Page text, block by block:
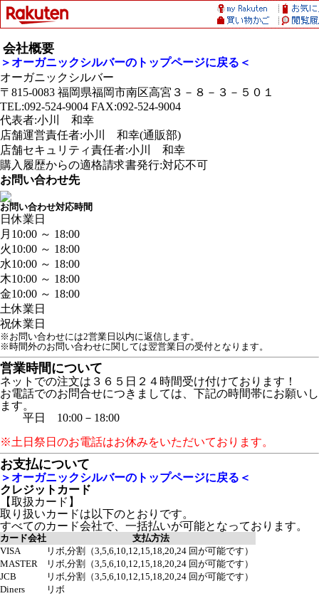
会社概要
＞オーガニックシルバーのトップページに戻る＜
オーガニックシルバー
〒815-0083 福岡県福岡市南区高宮３－８－３－５０１
TEL:092-524-9004 FAX:092-524-9004
代表者:小川 和幸
店舗運営責任者:小川 和幸(通販部)
店舗セキュリティ責任者:小川 和幸
購入履歴からの適格請求書発行:対応不可
お問い合わせ先
お問い合わせ対応時間
日休業日
月 10:00 ～ 18:00
火10:00 ～ 18:00
水10:00 ～ 18:00
木10:00 ～ 18:00
金10:00 ～ 18:00
土休業日
祝休業日
※お問い合わせには2営業日以内に返信します。
※時間外のお問い合わせに関しては翌営業日の受付となります。
営業時間について
ネットでの注文は３６５日２４時間受け付けております！
お電話でのお問合せにつきましては、下記の時間帯にお願いし
ます。
平日 10:00－18:00
※土日祭日のお電話はお休みをいただいております。
お支払について
＞オーガニックシルバーのトップページに戻る＜
クレジットカード
【取扱カード】
取り扱いカードは以下のとおりです。
すべてのカード会社で、一括払いが可能となっております。
カード会社
支払方法
VISA
リボ,分割（3,5,6,10,12,15,18,20,24 回が可能です）
MASTER
リボ,分割（3,5,6,10,12,15,18,20,24 回が可能です）
JCB
リボ,分割（3,5,6,10,12,15,18,20,24 回が可能です）
Diners
リボ